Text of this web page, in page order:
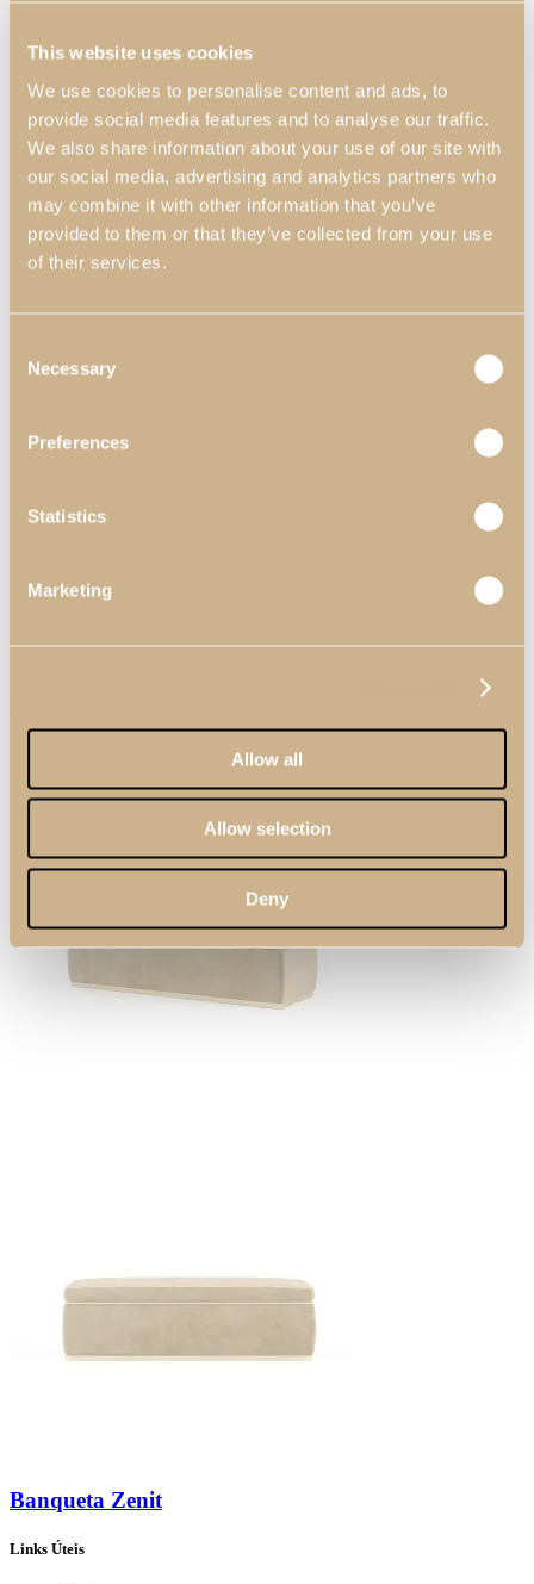
This website uses cookies
We use cookies to personalise content and ads, to
provide social media features and to analyse our traffic.
We also share information about your use of our site with
our social media, advertising and analytics partners who
may combine it with other information that you’ve
provided to them or that they’ve collected from your use
of their services.
Selection
Necessary
Preferences
Statistics
Marketing
Allow all
Allow selection
Deny
Banqueta Zenit
Links Úteis